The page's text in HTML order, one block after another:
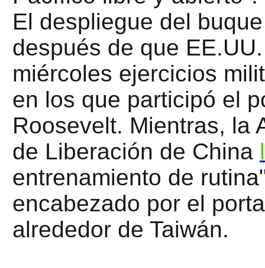
El despliegue del
después de que
miércoles ejercicios
en los que participó el
Roosevelt. Mientras, la
de Liberación de China
entrenamiento de
encabezado por el
alrededor de Taiwán.